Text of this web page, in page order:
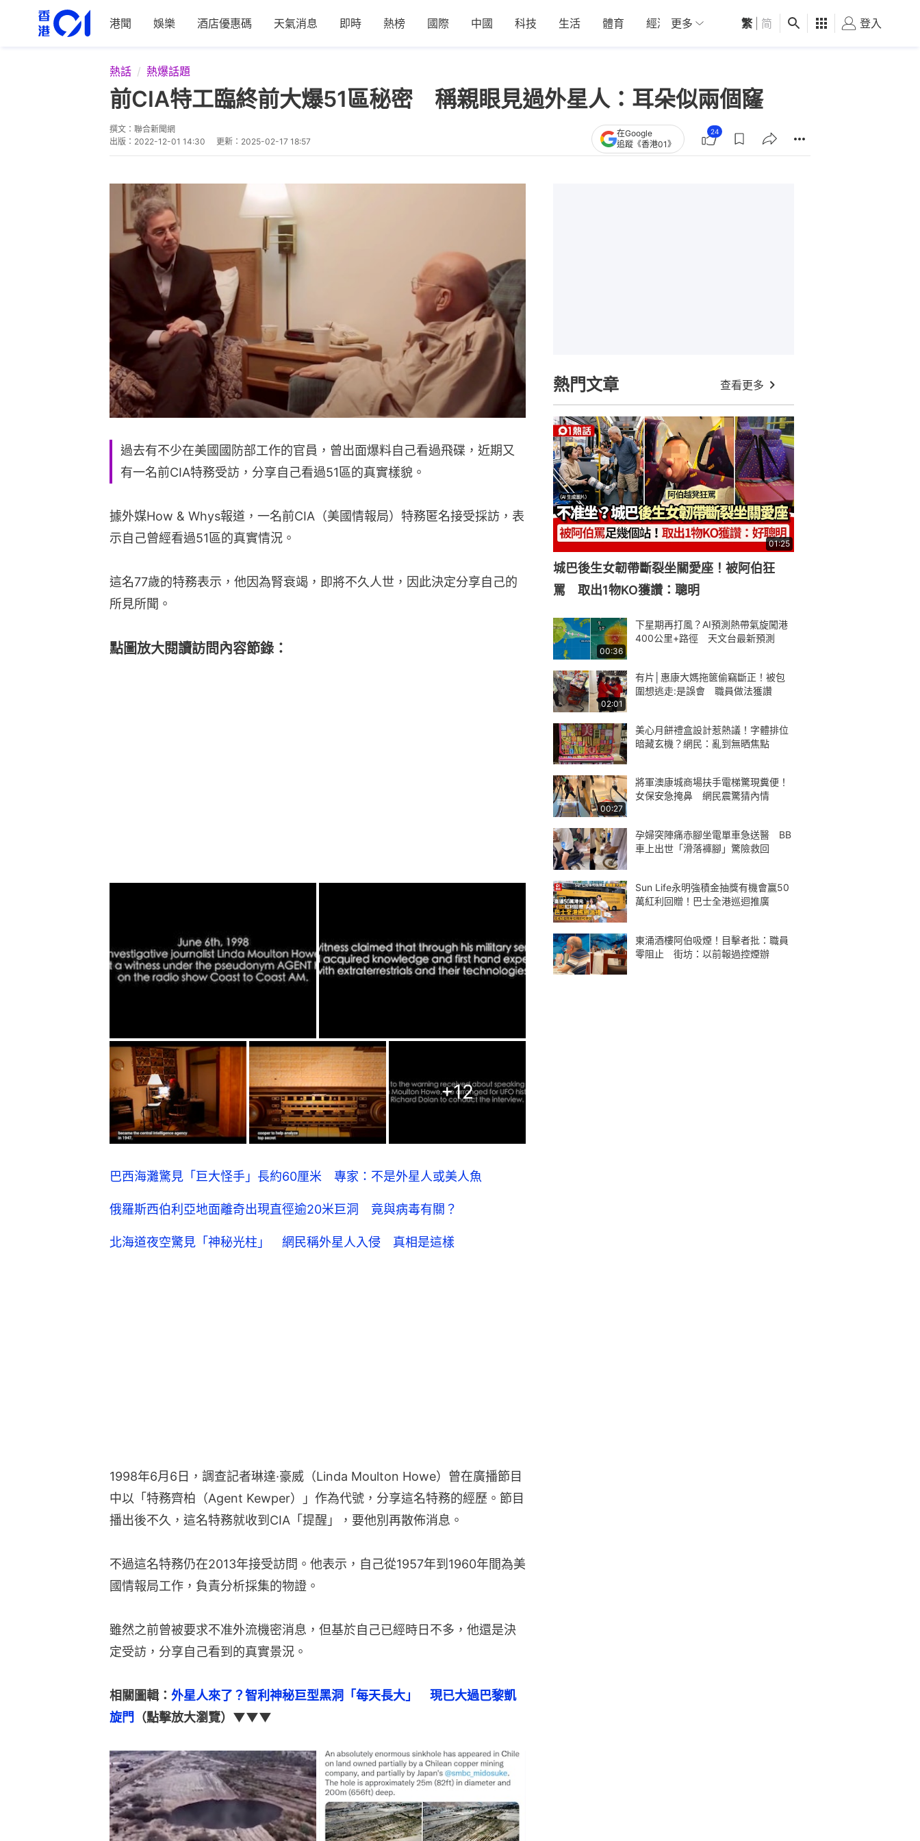
港聞 娛樂 酒店優惠碼 天氣消息 即時 熱榜 國際 中國 科技 生活 體育 經濟 01深圳 觀點 健康 好食玩飛
更多 繁 简 登入
熱話 熱爆話題
前CIA特工臨終前大爆51區秘密 稱親眼見過外星人：耳朵似兩個窿
撰文： 聯合新聞網
出版： 2022-12-01 14:30 更新： 2025-02-17 18:57
在Google
追蹤《香港01》
24
過去有不少在美國國防部工作的官員，曾出面爆料自己看過飛碟，近期又
有一名前CIA特務受訪，分享自己看過51區的真實樣貌。
據外媒How & Whys報道，一名前CIA（美國情報局）特務匿名接受採訪，表
示自己曾經看過51區的真實情況。
這名77歲的特務表示，他因為腎衰竭，即將不久人世，因此決定分享自己的
所見所聞。
點圖放大閱讀訪問內容節錄：
+12
巴西海灘驚見「巨大怪手」長約60厘米 專家：不是外星人或美人魚
俄羅斯西伯利亞地面離奇出現直徑逾20米巨洞 竟與病毒有關？
北海道夜空驚見「神秘光柱」 網民稱外星人入侵 真相是這樣
1998年6月6日，調查記者琳達·豪威（Linda Moulton Howe）曾在廣播節目
中以「特務齊柏（Agent Kewper）」作為代號，分享這名特務的經歷。節目
播出後不久，這名特務就收到CIA「提醒」，要他別再散佈消息。
不過這名特務仍在2013年接受訪問。他表示，自己從1957年到1960年間為美
國情報局工作，負責分析採集的物證。
雖然之前曾被要求不准外流機密消息，但基於自己已經時日不多，他還是決
定受訪，分享自己看到的真實景況。
相關圖輯： 外星人來了？智利神秘巨型黑洞「每天長大」　現已大過巴黎凱
旋門
（點擊放大瀏覽）▼▼▼
熱門文章 查看更多
01:25
城巴後生女韌帶斷裂坐關愛座！被阿伯狂
罵 取出1物KO獲讚：聰明
00:36
下星期再打風？AI預測熱帶氣旋闖港
400公里+路徑 天文台最新預測
02:01
有片│惠康大媽拖篋偷竊斷正！被包
圍想逃走:是誤會 職員做法獲讚
美心月餅禮盒設計惹熱議！字體排位
暗藏玄機？網民：亂到無晒焦點
00:27
將軍澳康城商場扶手電梯驚現糞便！
女保安急掩鼻 網民震驚猜內情
孕婦突陣痛赤腳坐電單車急送醫 BB
車上出世「滑落褲腳」驚險救回
Sun Life永明強積金抽獎有機會贏50
萬紅利回贈！巴士全港巡迴推廣
東涌酒樓阿伯吸煙！目擊者批：職員
零阻止 街坊：以前報過控煙辦